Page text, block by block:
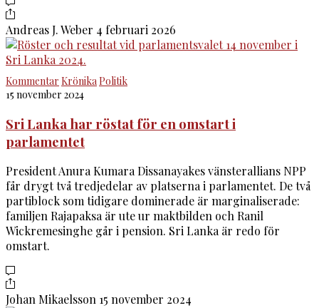
Andreas J. Weber 4 februari 2026
Kommentar KrönikaPolitik
15 november 2024
Sri Lanka har röstat för en omstart i
parlamentet
President Anura Kumara Dissanayakes vänsterallians NPP
får drygt två tredjedelar av platserna i parlamentet. De två
partiblock som tidigare dominerade är marginaliserade:
familjen Rajapaksa är ute ur maktbilden och Ranil
Wickremesinghe går i pension. Sri Lanka är redo för
omstart.
Johan Mikaelsson 15 november 2024